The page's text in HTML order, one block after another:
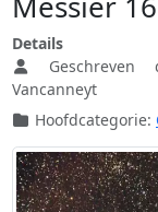
Details
Geschreven
Vancanneyt
Hoofdcategorie: